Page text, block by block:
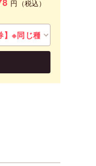
円 （税込）